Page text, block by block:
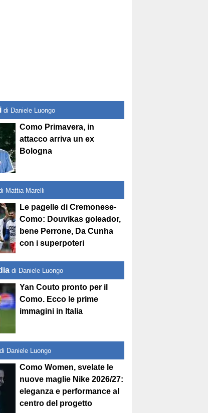
di Daniele Luongo
Como Primavera, in
attacco arriva un ex
Bologna
Mattia Marelli
Le pagelle di Cremonese-
Como: Douvikas goleador,
bene Perrone, Da Cunha
con i superpoteri
di Daniele Luongo
Yan Couto pronto per il
Como. Ecco le prime
immagini in Italia
di Daniele Luongo
Como Women, svelate le
nuove maglie Nike 2026/27:
eleganza e performance al
centro del progetto